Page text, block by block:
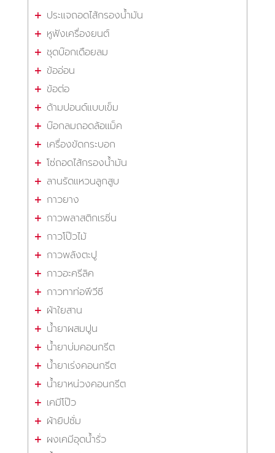
ประแจถอดไส้กรองน้ำมัน
หูฟังเครื่องยนต์
ชุดบ๊อกเดือยลม
ข้ออ่อน
ข้อต่อ
ด้ามปอนด์แบบเข็ม
บ๊อกลมถอดล้อแม็ค
เครื่องขัดกระบอก
โซ่ถอดไส้กรองน้ำมัน
ลานรัดแหวนลูกสูบ
กาวยาง
กาวพลาสติกเรซิ่น
กาวโป๊วไม้
กาวพลังตะปู
กาวอะครีลิค
กาวทาท่อพีวีซี
ผ้าใยสาน
น้ำยาผสมปูน
น้ำยาบ่มคอนกรีต
น้ำยาเร่งคอนกรีต
น้ำยาหน่วงคอนกรีต
เคมีโป๊ว
ผ้ายิปซั่ม
ผงเคมีอุดน้ำรั่ว